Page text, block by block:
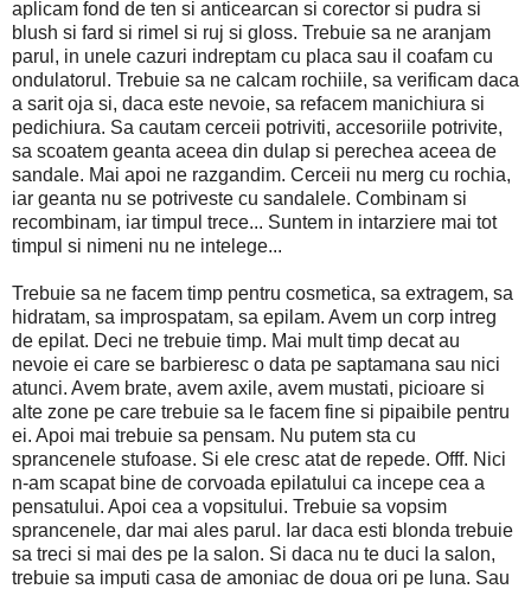
aplicam fond de ten si anticearcan si corector si pudra si
blush si fard si rimel si ruj si gloss. Trebuie sa ne aranjam
parul, in unele cazuri indreptam cu placa sau il coafam cu
ondulatorul. Trebuie sa ne calcam rochiile, sa verificam daca
a sarit oja si, daca este nevoie, sa refacem manichiura si
pedichiura. Sa cautam cerceii potriviti, accesoriile potrivite,
sa scoatem geanta aceea din dulap si perechea aceea de
sandale. Mai apoi ne razgandim. Cerceii nu merg cu rochia,
iar geanta nu se potriveste cu sandalele. Combinam si
recombinam, iar timpul trece... Suntem in intarziere mai tot
timpul si nimeni nu ne intelege...
Trebuie sa ne facem timp pentru cosmetica, sa extragem, sa
hidratam, sa improspatam, sa epilam. Avem un corp intreg
de epilat. Deci ne trebuie timp. Mai mult timp decat au
nevoie ei care se barbieresc o data pe saptamana sau nici
atunci. Avem brate, avem axile, avem mustati, picioare si
alte zone pe care trebuie sa le facem fine si pipaibile pentru
ei. Apoi mai trebuie sa pensam. Nu putem sta cu
sprancenele stufoase. Si ele cresc atat de repede. Offf. Nici
n-am scapat bine de corvoada epilatului ca incepe cea a
pensatului. Apoi cea a vopsitului. Trebuie sa vopsim
sprancenele, dar mai ales parul. Iar daca esti blonda trebuie
sa treci si mai des pe la salon. Si daca nu te duci la salon,
trebuie sa imputi casa de amoniac de doua ori pe luna. Sau